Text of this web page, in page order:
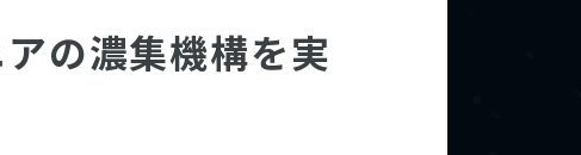
の濃集機構を実